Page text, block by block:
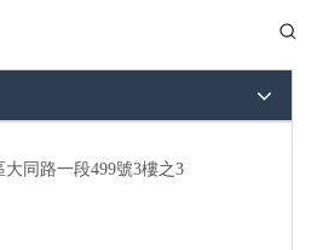
同路一段499號3樓之3